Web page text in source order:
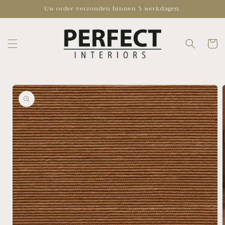
au
Uw order verzonden binnen 5 werkdagen.
Panier
Passer aux
informations
produits